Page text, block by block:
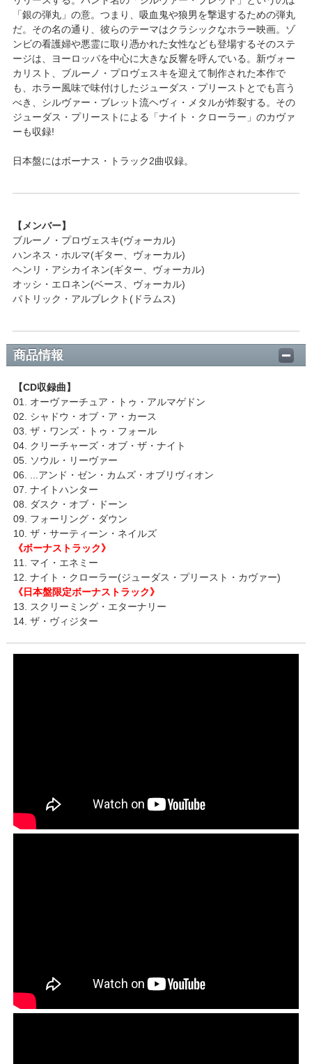
「銀の弾丸」の意。つまり、吸血鬼や狼男を撃退するための弾丸
だ。その名の通り、彼らのテーマはクラシックなホラー映画。ゾ
ンビの看護婦や悪霊に取り憑かれた女性なども登場するそのステ
ージは、ヨーロッパを中心に大きな反響を呼んでいる。新ヴォー
カリスト、ブルーノ・プロヴェスキを迎えて制作された本作で
も、ホラー風味で味付けしたジューダス・プリーストとでも言う
べき、シルヴァー・ブレット流ヘヴィ・メタルが炸裂する。その
ジューダス・プリーストによる「ナイト・クローラー」のカヴァ
ーも収録!
日本盤にはボーナス・トラック2曲収録。
【メンバー】
ブルーノ・プロヴェスキ(ヴォーカル)
ハンネス・ホルマ(ギター、ヴォーカル)
ヘンリ・アシカイネン(ギター、ヴォーカル)
オッシ・エロネン(ベース、ヴォーカル)
パトリック・アルブレクト(ドラムス)
商品情報
【CD収録曲】
01. オーヴァーチュア・トゥ・アルマゲドン
02. シャドウ・オブ・ア・カース
03. ザ・ワンズ・トゥ・フォール
04. クリーチャーズ・オブ・ザ・ナイト
05. ソウル・リーヴァー
06. ...アンド・ゼン・カムズ・オブリヴィオン
07. ナイトハンター
08. ダスク・オブ・ドーン
09. フォーリング・ダウン
10. ザ・サーティーン・ネイルズ
《ボーナストラック》
11. マイ・エネミー
12. ナイト・クローラー(ジューダス・プリースト・カヴァー)
《日本盤限定ボーナストラック》
13. スクリーミング・エターナリー
14. ザ・ヴィジター